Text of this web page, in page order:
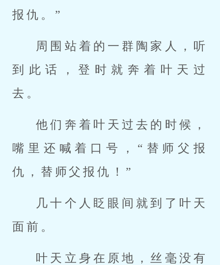
报仇。”
周围站着的一群陶家人，听
到此话，登时就奔着叶天过
去。
他们奔着叶天过去的时候，
嘴里还喊着口号，“替师父报
仇，替师父报仇！”
几十个人眨眼间就到了叶天
面前。
叶天立身在原地，丝毫没有